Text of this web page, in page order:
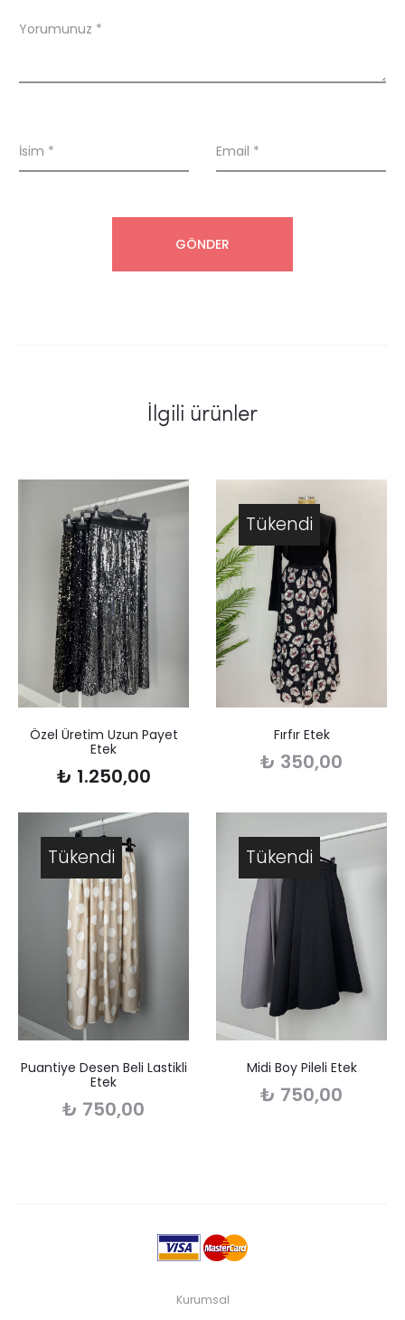
Yorumunuz *
İsim * Email *
İlgili ürünler
Özel Üretim Uzun Payet
Etek
₺ 1.250,00
Tükendi
Fırfır Etek
₺ 350,00
Tükendi
Puantiye Desen Beli Lastikli
Etek
₺ 750,00
Tükendi
Midi Boy Pileli Etek
₺ 750,00
Kurumsal